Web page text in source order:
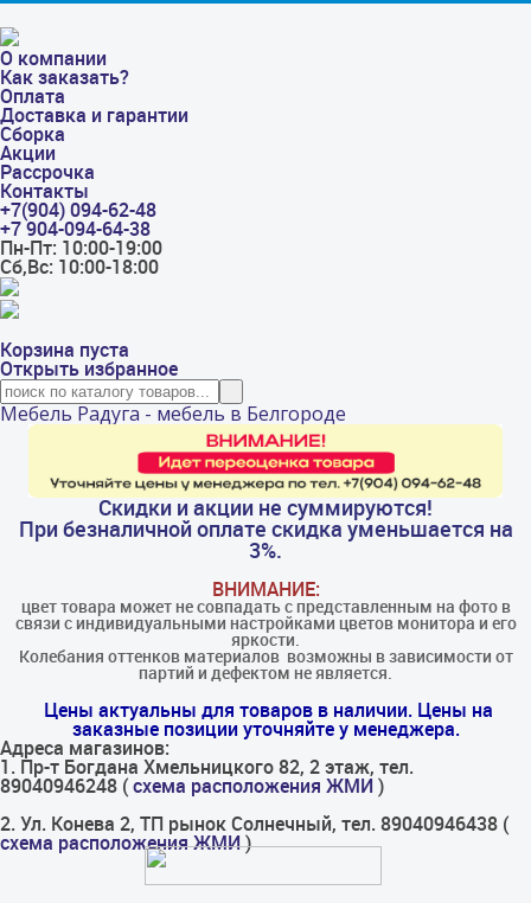
О компании
Как заказать?
Оплата
Доставка и гарантии
Сборка
Акции
Рассрочка
Контакты
+7(904) 094-62-48
+7 904-094-64-38
Пн-Пт: 10:00-19:00
Сб,Вс: 10:00-18:00
Корзина пуста
Открыть избранное
Мебель Радуга - мебель в Белгороде
Скидки и акции не суммируются!
При безналичной оплате скидка уменьшается на
3%.
ВНИМАНИЕ:
цвет товара может не совпадать с представленным на фото в
связи с индивидуальными настройками цветов монитора и его
яркости.
Колебания оттенков материалов​ ​ возможны в зависимости от
партий и дефектом не является.
Цены актуальны для товаров в наличии. Цены на
заказные позиции уточняйте у менеджера.
Адреса магазинов:
1. Пр-т Богдана Хмельницкого 82, 2 этаж, тел.
89040946248 ( схема расположения ЖМИ )
2. Ул. Конева 2, ТП рынок Солнечный, тел. 89040946438 (
схема расположения ЖМИ)